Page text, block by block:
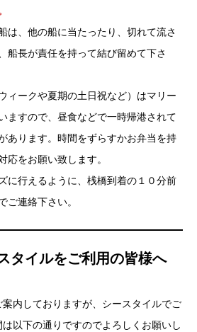
は、他の船に当たったり、切れて流さ
船長が責任を持って結び留めて下さ
ィークや夏期の土日祝など）はマリー
ますので、昼食などで一時帰港されて
あります。時間をずらすかお弁当を持
応をお願い致します。
に行えるように、桟橋到着の１０分前
ご連絡下さい。
タイルをご利用の皆様へ
案内しておりますが、シースタイルでご
以下の通りですのでよろしくお願いし